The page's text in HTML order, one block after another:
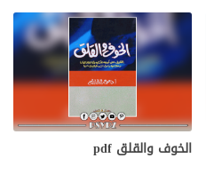
الخوف والقلق pdf